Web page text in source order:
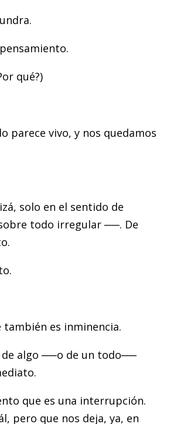
qué?)
parece vivo, y nos quedamos
solo en el sentido de
todo irregular ──. De
es inminencia.
algo ──o de un todo──
que es una interrupción.
pero que nos deja, ya, en